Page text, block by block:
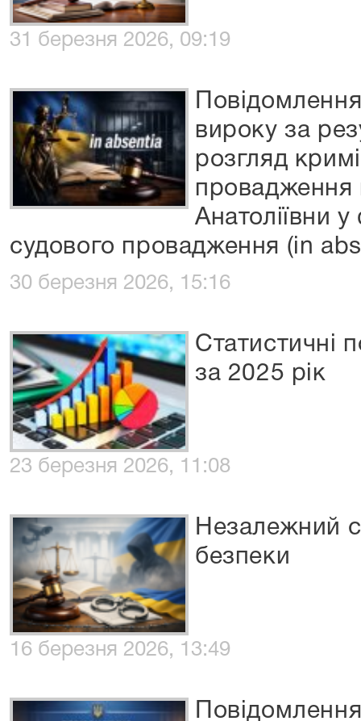
31 березня 2026, 09:19
вироку за
розгляд
Анатоліївни
судового провадження (in
30 березня 2026, 15:16
Статистичні
за 2025 рік
23 березня 2026, 11:08
Незалежний
безпеки
16 березня 2026, 13:49